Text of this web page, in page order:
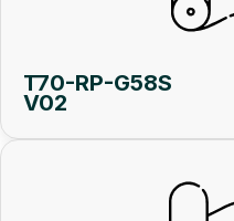
T70-RP-G58S
V02